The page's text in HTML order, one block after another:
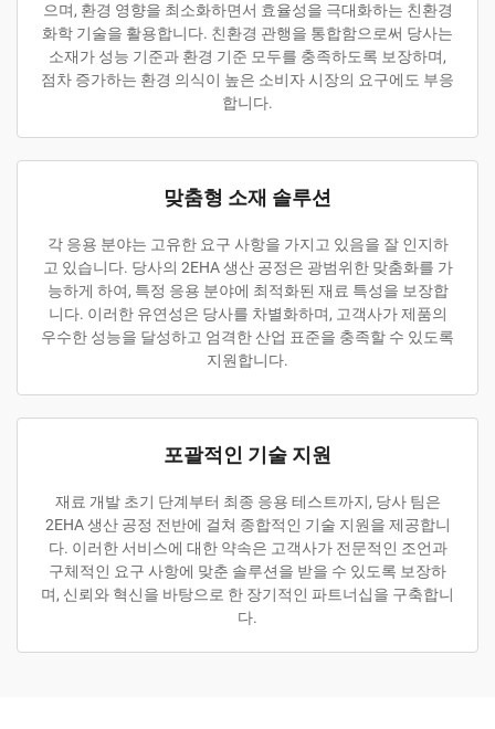
으며, 환경 영향을 최소화하면서 효율성을 극대화하는 친환경
화학 기술을 활용합니다. 친환경 관행을 통합함으로써 당사는
소재가 성능 기준과 환경 기준 모두를 충족하도록 보장하며,
점차 증가하는 환경 의식이 높은 소비자 시장의 요구에도 부응
합니다.
맞춤형 소재 솔루션
각 응용 분야는 고유한 요구 사항을 가지고 있음을 잘 인지하
고 있습니다. 당사의 2EHA 생산 공정은 광범위한 맞춤화를 가
능하게 하여, 특정 응용 분야에 최적화된 재료 특성을 보장합
니다. 이러한 유연성은 당사를 차별화하며, 고객사가 제품의
우수한 성능을 달성하고 엄격한 산업 표준을 충족할 수 있도록
지원합니다.
포괄적인 기술 지원
재료 개발 초기 단계부터 최종 응용 테스트까지, 당사 팀은
2EHA 생산 공정 전반에 걸쳐 종합적인 기술 지원을 제공합니
다. 이러한 서비스에 대한 약속은 고객사가 전문적인 조언과
구체적인 요구 사항에 맞춘 솔루션을 받을 수 있도록 보장하
며, 신뢰와 혁신을 바탕으로 한 장기적인 파트너십을 구축합니
다.